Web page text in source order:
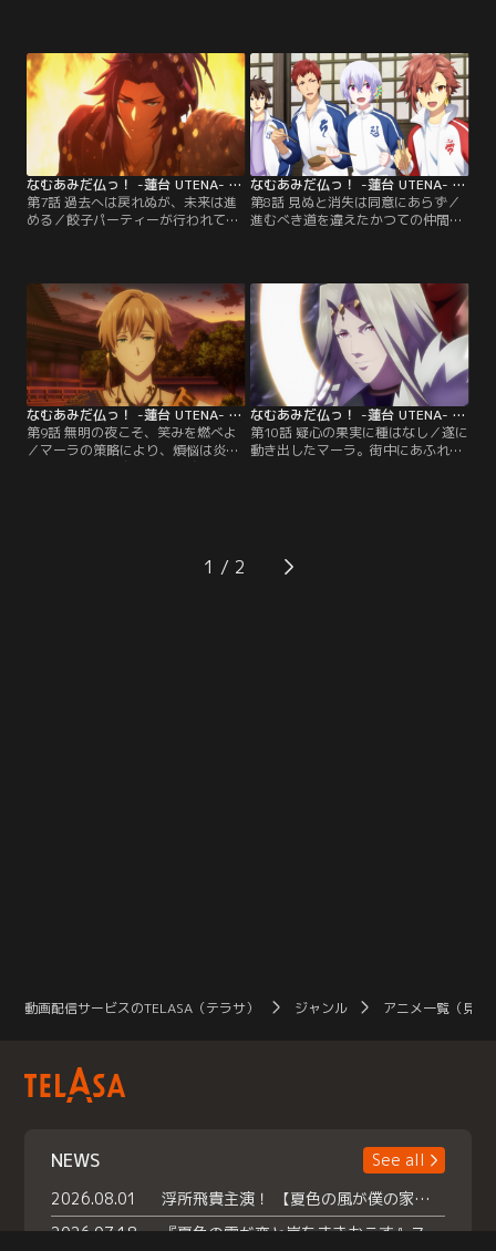
天の提案で、事態は思わぬ方向へと
動き出す。そして、どうやら大日如
来には帰りたくない『ある理由』が
あるようで--。【提供：バンダイチ
ャンネル】
れることに……。そんな時、帝釈天
と梵天は、阿弥陀如来から「釈迦如
来が抱える悩みの理由」を探るよう
命じられる。そんな中、記憶力に長
ける虚空蔵菩薩から興味深い話を聞
いて--。【提供：バンダイチャンネ
ル】
なむあみだ仏っ！ -蓮台 UTENA- 第07話
第7話 過去へは戻れぬが、未来は進
める／餃子パーティーが行われてい
を離したことを悔やむ梵天は釈迦如
来の力を借りて、彼を追う。対決す
る阿修羅と帝釈天。彼らを切り裂い
た悲しい過去とは……？【提供：バ
ンダイチャンネル】
なむあみだ仏っ！ -蓮台 UTENA- 第08話
第8話 見ぬと消失は同意にあらず／
進むべき道を違えたかつての仲間、
ない。そんな帝釈天の態度に梵天は
やきもきしている。一方仏たちは、
これ以上マーラの力を増大させぬよ
うに手分けして輪光を探しに向かっ
て--。【提供：バンダイチャンネ
ル】
なむあみだ仏っ！ -蓮台 UTENA- 第09話
第9話 無明の夜こそ、笑みを燃べよ
／マーラの策略により、煩悩は炎と
ともに本堂へと広がり、梵納寺は破
残した「やるべきことをキチンと
ね」という伝言の通り、梵納寺の再
なむあみだ仏っ！ -蓮台 UTENA- 第10話
第10話 疑心の果実に種はなし／遂に
動き出したマーラ。街中にあふれる
更に二人の前には、赤い目を光らし
自我を失った阿修羅が立ち塞がり-
1
動画配信サービスのTELASA（テラサ） ジャンル アニメ一覧（見放
NEWS
See all
2026.08.01
浮所飛貴主演！ 【夏色の風が僕の家にやってきた】 本日よりテラサで独占配信スタート！
2026.07.18
『夏色の雲が恋と嵐をまきおこす』スペシャルメイキング 【Part1】2026年７月18日（土）23時30分～配信スタート！話題のシーンの裏側を大公開！豪華キャスト大集合！ 『武宮家 真夏の家族会議』開催！